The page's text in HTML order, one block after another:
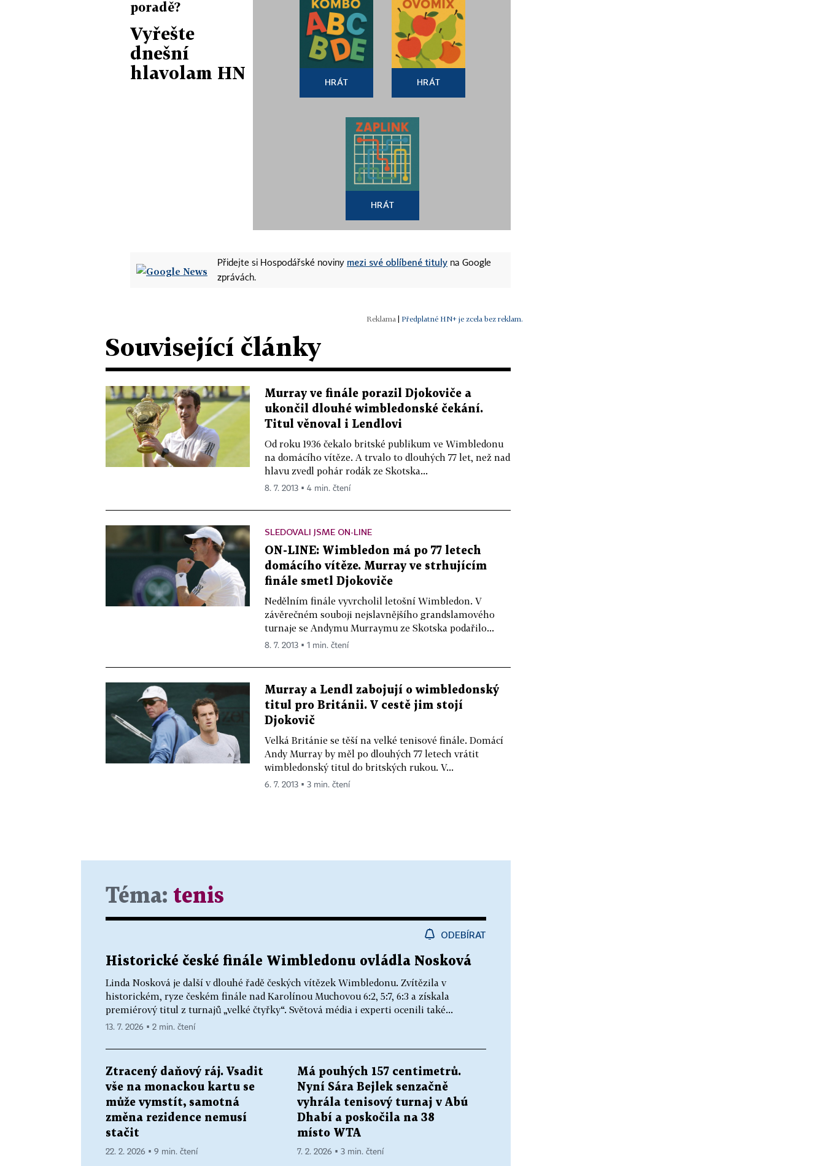
poradě?
Vyřešte
dnešní
hlavolam HN
HRÁT HRÁT
HRÁT
Přidejte si Hospodářské noviny mezi své oblíbené tituly na Google
zprávách.
| Předplatné HN+ je zcela bez reklam.
Související články
Murray ve finále porazil Djokoviče a
ukončil dlouhé wimbledonské čekání.
Titul věnoval i Lendlovi
Od roku 1936 čekalo britské publikum ve Wimbledonu
na domácího vítěze. A trvalo to dlouhých 77 let, než nad
hlavu zvedl pohár rodák ze Skotska...
8. 7. 2013 ▪ 4 min. čtení
SLEDOVALI JSME ON-LINE
ON-LINE: Wimbledon má po 77 letech
domácího vítěze. Murray ve strhujícím
finále smetl Djokoviče
Nedělním finále vyvrcholil letošní Wimbledon. V
závěrečném souboji nejslavnějšího grandslamového
turnaje se Andymu Murraymu ze Skotska podařilo...
8. 7. 2013 ▪ 1 min. čtení
Murray a Lendl zabojují o wimbledonský
titul pro Británii. V cestě jim stojí
Djokovič
Velká Británie se těší na velké tenisové finále. Domácí
Andy Murray by měl po dlouhých 77 letech vrátit
wimbledonský titul do britských rukou. V...
6. 7. 2013 ▪ 3 min. čtení
Téma: tenis
ODEBÍRAT
Historické české finále Wimbledonu ovládla Nosková
Linda Nosková je další v dlouhé řadě českých vítězek Wimbledonu. Zvítězila v
historickém, ryze českém finále nad Karolínou Muchovou 6:2, 5:7, 6:3 a získala
premiérový titul z turnajů „velké čtyřky“. Světová média i experti ocenili také...
13. 7. 2026 ▪ 2 min. čtení
Ztracený daňový ráj. Vsadit
vše na monackou kartu se
může vymstít, samotná
změna rezidence nemusí
stačit
22. 2. 2026 ▪ 9 min. čtení
Má pouhých 157 centimetrů.
Nyní Sára Bejlek senzačně
vyhrála tenisový turnaj v Abú
Dhabí a poskočila na 38
místo WTA
7. 2. 2026 ▪ 3 min. čtení